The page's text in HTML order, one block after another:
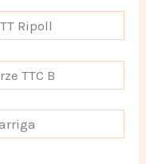
TT Ripoll
TTC B